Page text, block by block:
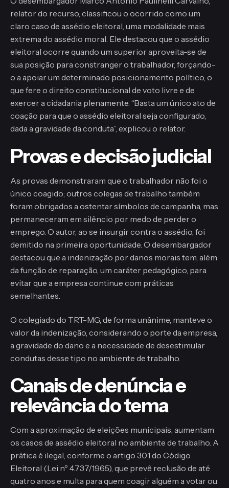
relator do recurso, classificou o ocorrido como um
claro caso de assédio eleitoral, uma modalidade mais
extrema do assédio moral. Ele destacou que o assédio
eleitoral ocorre quando um superior aproveita-se de
sua posição para constranger o trabalhador, forçando-
o a apoiar um determinado posicionamento político, o
que fere o direito constitucional de voto livre e de
exercer a cidadania plenamente. “Basta um único ato de
coação para que o assédio eleitoral seja configurado,
dada a gravidade da conduta”, explicou o relator.
Provas e decisão judicial
As provas demonstraram que o trabalhador não foi o
único coagido; outros colegas de trabalho também
foram obrigados a ostentar símbolos de campanha, mas
permaneceram em silêncio por medo de perder o
emprego. O autor, ao se insurgir contra o assédio, foi
demitido na primeira oportunidade. O desembargador
destacou que a indenização por danos morais tem, além
da função de reparação, um caráter pedagógico, para
evitar que a empresa continue com práticas
semelhantes.
O colegiado do TRT-MG, de forma unânime, manteve o
valor da indenização, considerando o porte da empresa,
a gravidade do dano e a necessidade de desestimular
condutas desse tipo no ambiente de trabalho.
Canais de denúncia e
relevância do tema
Com a aproximação de eleições municipais, aumentam
os casos de assédio eleitoral no ambiente de trabalho. A
prática é ilegal, conforme o artigo 301 do Código
Eleitoral (Lei nº 4.737/1965), que prevê reclusão de até
quatro anos e multa para quem coagir alguém a votar ou